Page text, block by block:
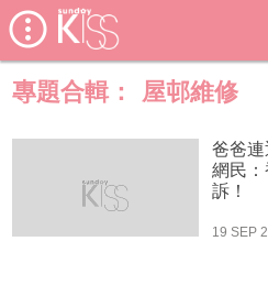
專題合輯： 屋邨維修
爸爸
網民
訴！
19 SEP